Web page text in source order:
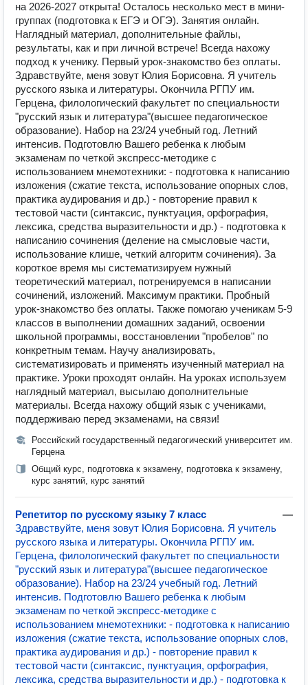
на 2026-2027 открыта! Осталось несколько мест в мини-
группах (подготовка к ЕГЭ и ОГЭ). Занятия онлайн.
Наглядный материал, дополнительные файлы,
результаты, как и при личной встрече! Всегда нахожу
подход к ученику. Первый урок-знакомство без оплаты.
Здравствуйте, меня зовут Юлия Борисовна. Я учитель
русского языка и литературы. Окончила РГПУ им.
Герцена, филологический факультет по специальности
"русский язык и литература"(высшее педагогическое
образование). Набор на 23/24 учебный год. Летний
интенсив. Подготовлю Вашего ребенка к любым
экзаменам по четкой экспресс-методике с
использованием мнемотехники: - подготовка к написанию
изложения (сжатие текста, использование опорных слов,
практика аудирования и др.) - повторение правил к
тестовой части (синтаксис, пунктуация, орфография,
лексика, средства выразительности и др.) - подготовка к
написанию сочинения (деление на смысловые части,
использование клише, четкий алгоритм сочинения). За
короткое время мы систематизируем нужный
теоретический материал, потренируемся в написании
сочинений, изложений. Максимум практики. Пробный
урок-знакомство без оплаты. Также помогаю ученикам 5-9
классов в выполнении домашних заданий, освоении
школьной программы, восстановлении "пробелов" по
конкретным темам. Научу анализировать,
систематизировать и применять изученный материал на
практике. Уроки проходят онлайн. На уроках используем
наглядный материал, высылаю дополнительные
материалы. Всегда нахожу общий язык с учениками,
поддерживаю перед экзаменами, на связи!
Российский государственный педагогический университет им.
Герцена
Общий курс, подготовка к экзамену, подготовка к экзамену,
курс занятий, курс занятий
Репетитор по русскому языку 7 класс
—
Здравствуйте, меня зовут Юлия Борисовна. Я учитель
русского языка и литературы. Окончила РГПУ им.
Герцена, филологический факультет по специальности
"русский язык и литература"(высшее педагогическое
образование). Набор на 23/24 учебный год. Летний
интенсив. Подготовлю Вашего ребенка к любым
экзаменам по четкой экспресс-методике с
использованием мнемотехники: - подготовка к написанию
изложения (сжатие текста, использование опорных слов,
практика аудирования и др.) - повторение правил к
тестовой части (синтаксис, пунктуация, орфография,
лексика, средства выразительности и др.) - подготовка к